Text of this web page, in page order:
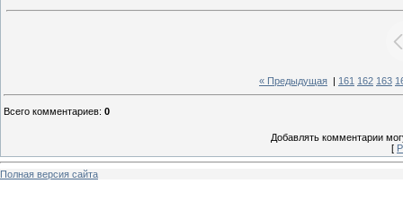
« Предыдущая 161 162 163
Всего комментариев: 0
Добавлять комментарии
[
Полная версия сайта